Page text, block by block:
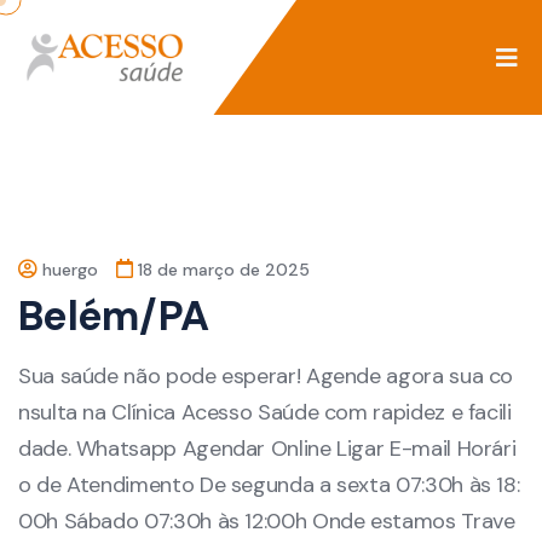
huergo 18 de março de 2025
Belém/PA
Sua saúde não pode esperar! Agende agora sua co
nsulta na Clínica Acesso Saúde com rapidez e facili
dade. Whatsapp Agendar Online Ligar E-mail Horári
o de Atendimento De segunda a sexta 07:30h às 18:
00h Sábado 07:30h às 12:00h Onde estamos Trave